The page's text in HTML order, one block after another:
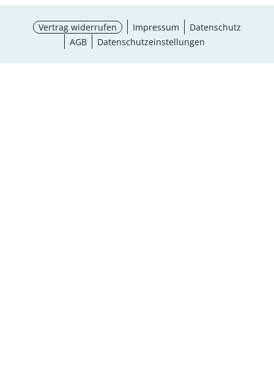
Vertrag widerrufen Impressum
Datenschutz
AGB
Datenschutzeinstellungen